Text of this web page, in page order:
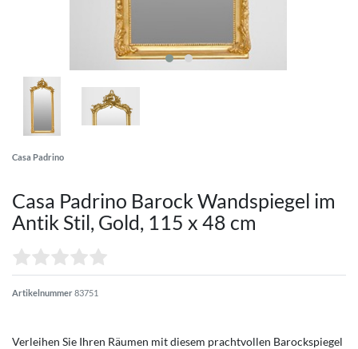
Casa Padrino
Casa Padrino Barock Wandspiegel im
Antik Stil, Gold, 115 x 48 cm
Artikelnummer83751
Verleihen Sie Ihren Räumen mit diesem prachtvollen Barockspiegel